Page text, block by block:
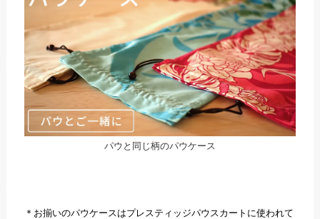
パウと同じ柄のパウケース
＊お揃いのパウケースはプレスティッジパウスカートに使われて